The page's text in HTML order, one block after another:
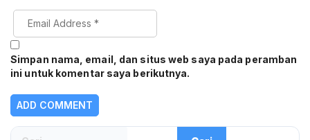
Simpan nama, email, dan situs web saya pada peramban
ini untuk komentar saya berikutnya.
Cari